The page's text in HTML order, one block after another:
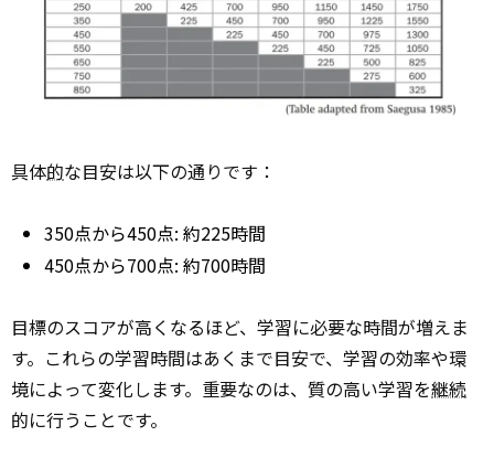
具体的な目安は以下の通りです：
350点から450点: 約225時間
450点から700点: 約700時間
目標のスコアが高くなるほど、学習に必要な時間が増えま
す。これらの学習時間はあくまで目安で、学習の効率や環
境によって変化します。重要なのは、質の高い学習を継続
的に行うことです。